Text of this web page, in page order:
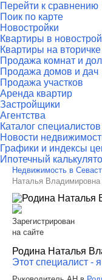
Перейти к сравнению
Поик по карте
Новостройки
Квартиры в
Квартиры на вторичке
Продажа комнат и
Продажа домов и дач
Продажа участков
Аренда квартир
Застройщики
Агентства
Каталог специалистов
Новости
Графики и индексы
Ипотечный
Недвижимость в
Наталья Владимировна
Зарегистрирован
на сайте
Родина Наталья
Этот специалист - я